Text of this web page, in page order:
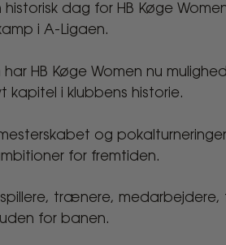
historisk dag for HB Køge
i A-Ligaen.
har HB Køge Women nu
kapitel i klubbens historie.
og
for fremtiden.
trænere, medarbejdere,
for banen.